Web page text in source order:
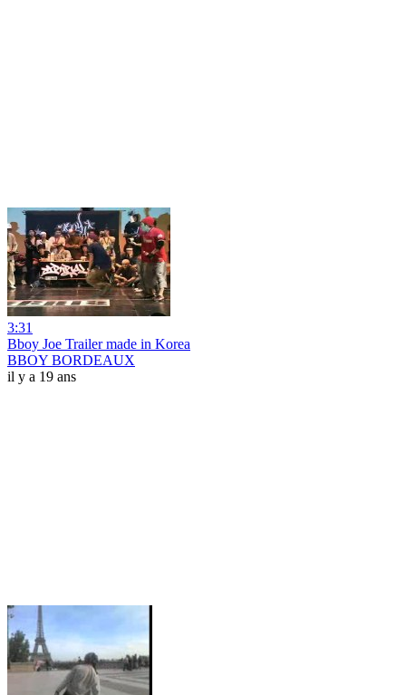
3:31
Bboy Joe Trailer made in Korea
BBOY BORDEAUX
il y a 19 ans